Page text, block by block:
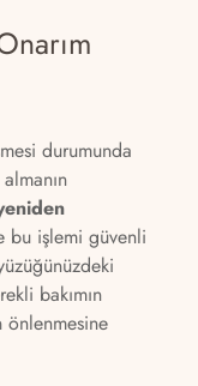
durumunda
bu işlemi güvenli
bakımın
önlenmesine